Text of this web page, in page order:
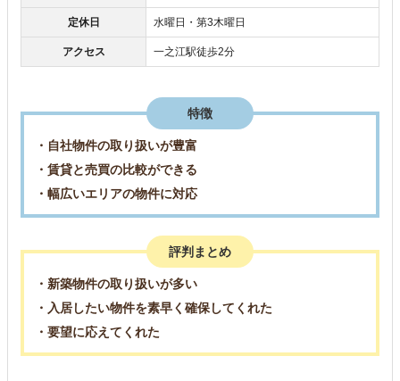
定休日 水曜日・第3木曜日
アクセス 一之江駅徒歩2分
特徴
・自社物件の取り扱いが豊富
・賃貸と売買の比較ができる
・幅広いエリアの物件に対応
評判まとめ
・新築物件の取り扱いが多い
・入居したい物件を素早く確保してくれた
・要望に応えてくれた